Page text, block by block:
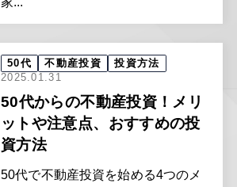
50代 不動産投資
投資方法
2025.01.31
50代からの不動産投資！メリ
ットや注意点、おすすめの投
資方法
50代で不動産投資を始める4つのメ